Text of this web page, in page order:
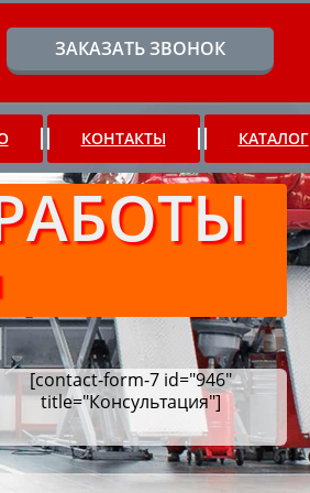
ЗАКАЗАТЬ ЗВОНОК
КОНТАКТЫ КАТАЛОГ
[contact-form-7 id="946"
title="Консультация"]